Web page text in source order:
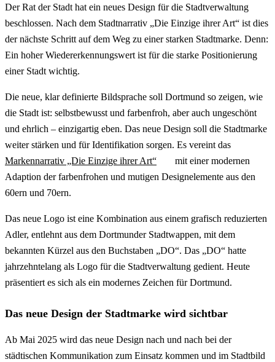
Der Rat der Stadt hat ein neues Design für die Stadtverwaltung
beschlossen. Nach dem Stadtnarrativ „Die Einzige ihrer Art“ ist dies
der nächste Schritt auf dem Weg zu einer starken Stadtmarke. Denn:
Ein hoher Wiedererkennungswert ist für die starke Positionierung
einer Stadt wichtig.
Die neue, klar definierte Bildsprache soll Dortmund so zeigen, wie
die Stadt ist: selbstbewusst und farbenfroh, aber auch ungeschönt
und ehrlich – einzigartig eben. Das neue Design soll die Stadtmarke
weiter stärken und für Identifikation sorgen. Es vereint das
Markennarrativ „Die Einzige ihrer Art“
mit einer modernen
Adaption der farbenfrohen und mutigen Designelemente aus den
60ern und 70ern.
Das neue Logo ist eine Kombination aus einem grafisch reduzierten
Adler, entlehnt aus dem Dortmunder Stadtwappen, mit dem
bekannten Kürzel aus den Buchstaben „DO“. Das „DO“ hatte
jahrzehntelang als Logo für die Stadtverwaltung gedient. Heute
präsentiert es sich als ein modernes Zeichen für Dortmund.
Das neue Design der Stadtmarke wird sichtbar
Ab Mai 2025 wird das neue Design nach und nach bei der
städtischen Kommunikation zum Einsatz kommen und im Stadtbild